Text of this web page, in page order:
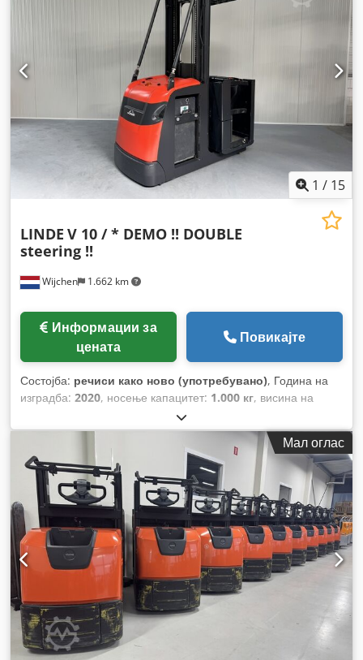
1 / 15
Wijchen 1.662 km
LINDE V 10 / * DEMO !! DOUBLE
steering !!
цената
Повикајте
Состојба: речиси како ново (употребувано), Година на
изградба: 2020, носење капацитет: 1.000 кг, висина на
, градежна височина:
работни часови:1.478 h, тип на гориво:електричен, тип на
Мал оглас